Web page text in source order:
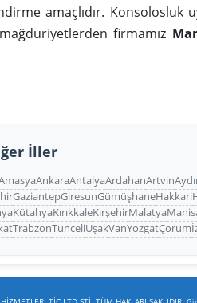
amaçlıdır. Konsolosluk
firmamız
İller
AnkaraAntalyaArdahanArtvin
GaziantepGiresunGümüşhaneHakkari
KütahyaKırıkkaleKırşehirMalatya
TrabzonTunceliUşakVanYozgatÇorum